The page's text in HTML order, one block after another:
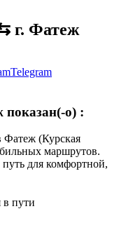
г. Фатеж
Telegram
показан(-о) :
(Курская
маршрутов.
для комфортной,
пути